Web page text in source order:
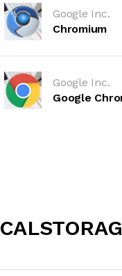
Google Inc.
Chromium
Google Inc.
Google